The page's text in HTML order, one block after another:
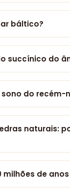
báltico?
succínico do
do recém-
naturais:
milhões de anos